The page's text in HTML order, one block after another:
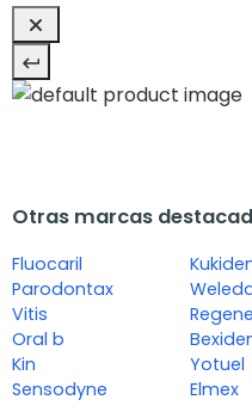
Otras marcas
Fluocaril
Parodontax
Vitis
Oral b
Kin
Sensodyne
Yotuel
Elmex